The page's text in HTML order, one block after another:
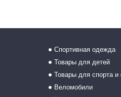
Спортивная одежда
Товары для детей
Товары для спорта и
Веломобили